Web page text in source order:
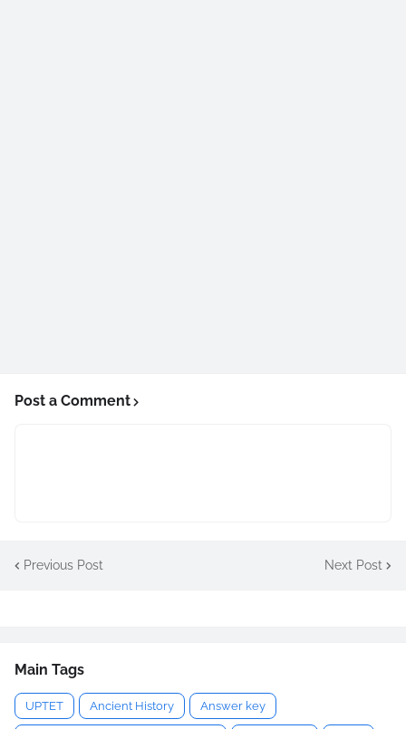
Post a Comment
Previous Post Next Post
Main Tags
UPTET Ancient History Answer key